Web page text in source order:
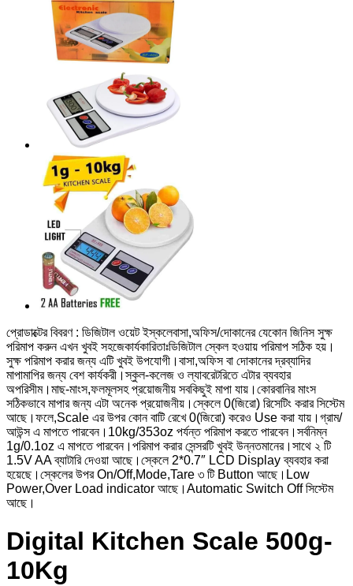
প্রোডাক্টের বিবরণ : ডিজিটাল ওয়েট ইস্কলেবাসা,অফিস/দোকানের যেকোন জিনিস সুক্ষ
পরিমাপ করুন এখন খুবই সহজেকার্যকারিতাঃডিজিটাল স্কেল হওয়ায় পরিমাপ সঠিক হয়।
সুক্ষ পরিমাপ করার জন্য এটি খুবই উপযোগী।বাসা,অফিস বা দোকানের দ্রব্যাদির
মাপামাপির জন্য বেশ কার্যকরী।স্কুল-কলেজ ও ল্যাবরেটরিতে এটার ব্যবহার
অপরিসীম।‍মাছ-মাংস,ফলমূলসহ প্রয়োজনীয় সবকিছুই মাপা যায়।কোরবানির মাংস
সঠিকভাবে মাপার জন্য এটা অনেক প্রয়োজনীয়।স্কেলে 0(জিরো) রিসেটিং করার সিস্টেম
আছে।ফলে,Scale এর উপর কোন বাটি রেখে 0(জিরো) করেও Use করা যায়।গ্রাম/
আউন্স এ মাপতে পারবেন।10kg/353oz পর্যন্ত পরিমাপ করতে পারবেন।সর্বনিম্ন
1g/0.1oz এ মাপতে পারবেন।পরিমাপ করার সেন্সরটি খুবই উন্নতমানের।সাথে ২ টি
1.5V AA ব্যাটারি দেওয়া আছে।স্কেলে 2*0.7″ LCD Display ব্যবহার করা
হয়েছে।স্কেলের উপর On/Off,Mode,Tare ৩ টি Button আছে।Low
Power,Over Load indicator আছে।Automatic Switch Off সিস্টেম
আছে।
Digital Kitchen Scale 500g-
10Kg